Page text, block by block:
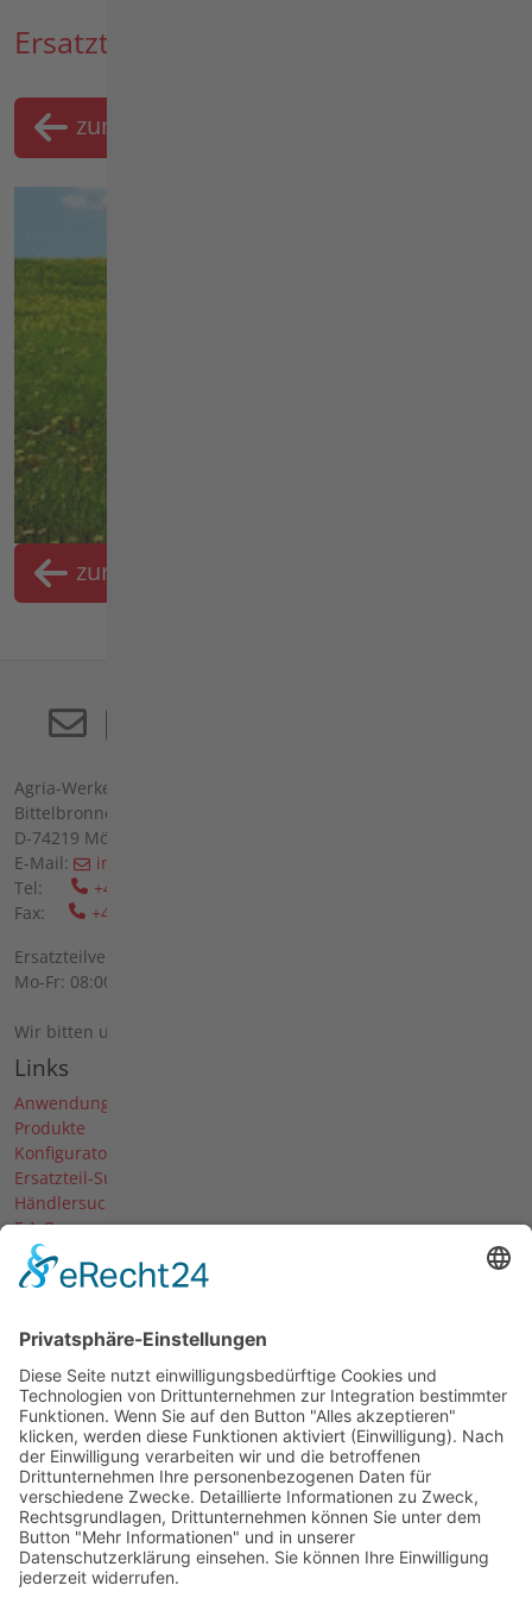
Ersatzteil-Suche
zurück
zurück
Agria-Werke GmbH
Bittelbronner Str. 42
D-74219 Möckmühl
E-Mail:
info(at)agria(dot)de
Tel:
+49 6298 39-0
Fax:
+49 6298 39-111
Ersatzteilverkauf vor Ort:
Mo-Fr: 08:00 - 12:00 Uhr und 13:00 - 16:00 Uhr
Wir bitten um telefonische Anmeldung.
Links
Anwendungen
Produkte
Konfigurator
Ersatzteil-Suche
Händlersuche
F.A.Q.
Downloads
Forum
Unternehmen
Über uns
News
Termine & Messen
Karriere
Historie